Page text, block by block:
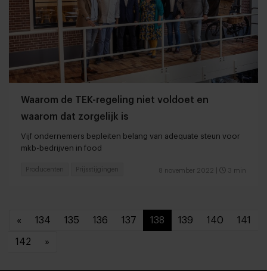
Waarom de TEK-regeling niet voldoet en
waarom dat zorgelijk is
Vijf ondernemers bepleiten belang van adequate steun voor
mkb-bedrijven in food
8 november 2022 3 min
Producenten Prijsstijgingen
« 134 135 136 137 138 139 140 141
142 »